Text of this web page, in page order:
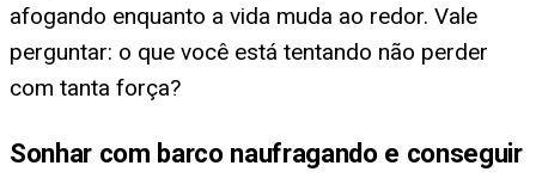
afogando enquanto a vida muda ao redor. Vale
perguntar: o que você está tentando não perder
com tanta força?
Sonhar com barco naufragando e conseguir